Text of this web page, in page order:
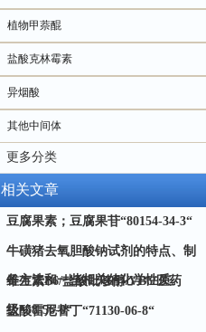
植物甲萘醌
盐酸克林霉素
异烟酸
其他中间体
更多分类
相关文章
豆腐果素；豆腐果苷“80154-34-3“
牛磺猪去氧胆酸钠试剂的特点、制
备方法和一些相关的化学性质。
维生素B6/盐酸吡哆醇/VB6/医药
级“58-56-0“
盐酸雷尼替丁“71130-06-8“